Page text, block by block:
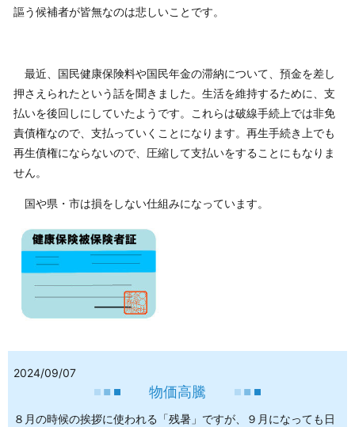
謳う候補者が皆無なのは悲しいことです。
最近、国民健康保険料や国民年金の滞納について、預金を差し
押さえられたという話を聞きました。生活を維持するために、支
払いを後回しにしていたようです。これらは破線手続上では非免
責債権なので、支払っていくことになります。再生手続き上でも
再生債権にならないので、圧縮して支払いをすることにもなりま
せん。
国や県・市は損をしない仕組みになっています。
2024/09/07
物価高騰
８月の時候の挨拶に使われる「残暑」ですが、９月になっても日